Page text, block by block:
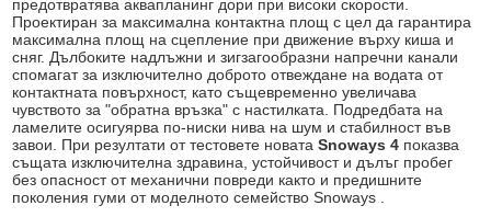
предотвратява аквапланинг дори при високи скорости.
Проектиран за максимална контактна площ с цел да гарантира
максимална площ на сцепление при движение върху киша и
сняг. Дълбоките надлъжни и зигзагообразни напречни канали
спомагат за изключително доброто отвеждане на водата от
контактната повърхност, като същевременно увеличава
чувството за "обратна връзка" с настилката. Подредбата на
ламелите осигуярва по-ниски нива на шум и стабилност във
завои. При резултати от тестовете новатаSnoways 4 показва
същата изключителна здравина, устойчивост и дълъг пробег
без опасност от механични повреди както и предишните
поколения гуми от моделното семейство Snoways .